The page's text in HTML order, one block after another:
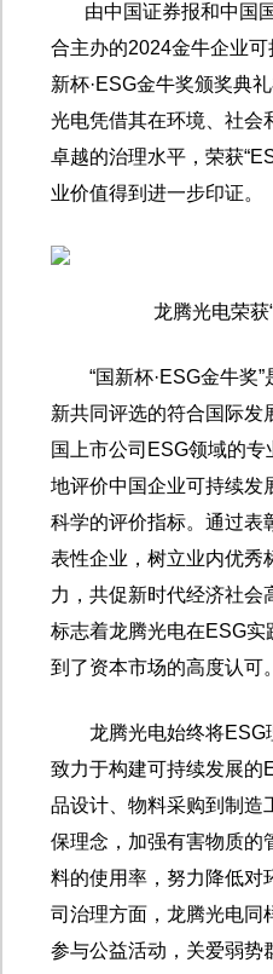
由中国证券报和中国
合主办的2024金牛企业可
新杯·ESG金牛奖颁奖典
光电凭借其在环境、社会
卓越的治理水平，荣获“
业价值得到进一步印证。
龙腾光电荣获
“国新杯·ESG金牛奖”
新共同评选的符合国际发
国上市公司 ESG领域的专
地评价中国企业可持续发
科学的评价指标。通过表
表性企业，树立业内优秀
力，共促新时代经济社会
标志着龙腾光电在ESG实
到了资本市场的高度认可。
龙腾光电始终将ESG
致力于构建可持续发展的
品设计、物料采购到制造
保理念，加强有害物质的
料的使用率，努力降低对
司治理方面，龙腾光电同
参与公益活动，关爱弱势